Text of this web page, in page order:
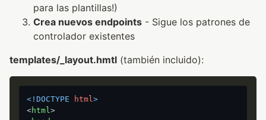
para las plantillas!)
Crea nuevos endpoints - Sigue los patrones de
controlador existentes
templates/_layout.hmtl (también incluido):
<!DOCTYPE html >
<html >